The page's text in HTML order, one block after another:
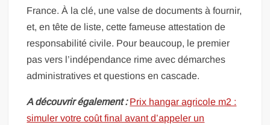
France. À la clé, une valse de documents à fournir,
et, en tête de liste, cette fameuse attestation de
responsabilité civile. Pour beaucoup, le premier
pas vers l’indépendance rime avec démarches
administratives et questions en cascade.
A découvrir également : Prix hangar agricole m2 :
simuler votre coût final avant d’appeler un